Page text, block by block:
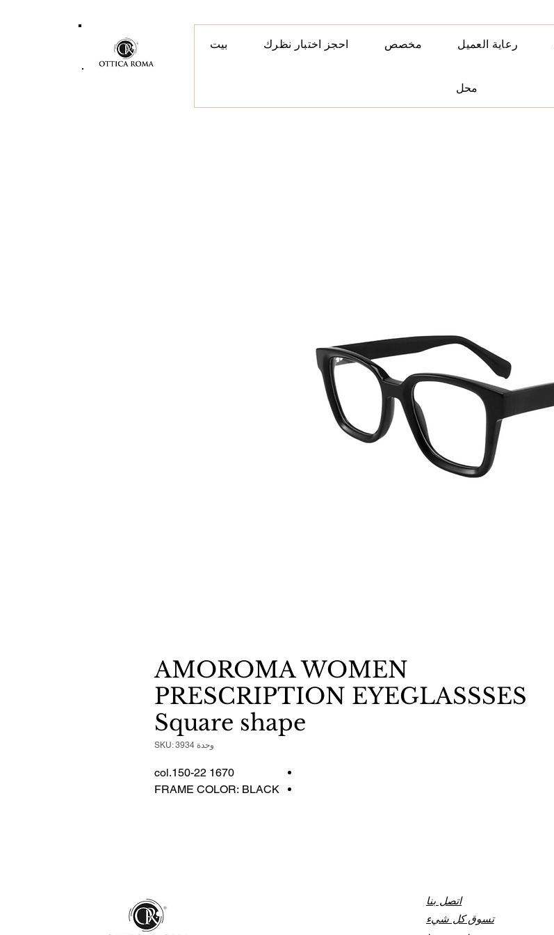
بيت احجز اختبار نظرك مخصص رعاية العميل
محل
AMOROMA WOMEN
PRESCRIPTION EYEGLASSSES
Square shape
وحدة SKU: 3934
1670 col.150-22
FRAME COLOR: BLACK
اتصل بنا
تسوق كل شيء